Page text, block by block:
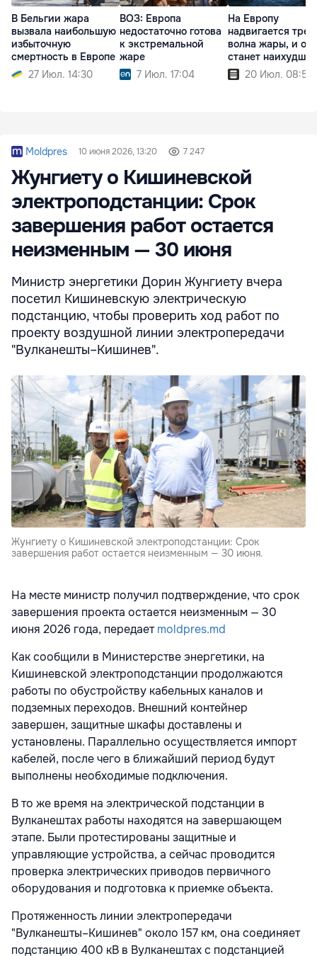
В Бельгии жара
вызвала наибольшую
избыточную
смертность в Европе
27 Июл. 14:30
ВОЗ: Европа
недостаточно готова
к экстремальной
жаре
7 Июл. 17:04
На Европу
надвигается
волна жары, и она
станет наихудшей
20 Июл. 08:51
Moldpres 10 июня 2026, 13:20 7 247
Жунгиету о Кишиневской
электроподстанции: Срок
завершения работ остается
неизменным — 30 июня
Министр энергетики Дорин Жунгиету вчера
посетил Кишиневскую электрическую
подстанцию, чтобы проверить ход работ по
проекту воздушной линии электропередачи
"Вулканешты–Кишинев".
Жунгиету о Кишиневской электроподстанции: Срок
завершения работ остается неизменным — 30 июня.
На месте министр получил подтверждение, что срок
завершения проекта остается неизменным — 30
июня 2026 года, передаетmoldpres.md
Как сообщили в Министерстве энергетики, на
Кишиневской электроподстанции продолжаются
работы по обустройству кабельных каналов и
подземных переходов. Внешний контейнер
завершен, защитные шкафы доставлены и
установлены. Параллельно осуществляется импорт
кабелей, после чего в ближайший период будут
выполнены необходимые подключения.
В то же время на электрической подстанции в
Вулканештах работы находятся на завершающем
этапе. Были протестированы защитные и
управляющие устройства, а сейчас проводится
проверка электрических приводов первичного
оборудования и подготовка к приемке объекта.
Протяженность линии электропередачи
"Вулканешты–Кишинев" около 157 км, она соединяет
подстанцию 400 кВ в Вулканештах с подстанцией